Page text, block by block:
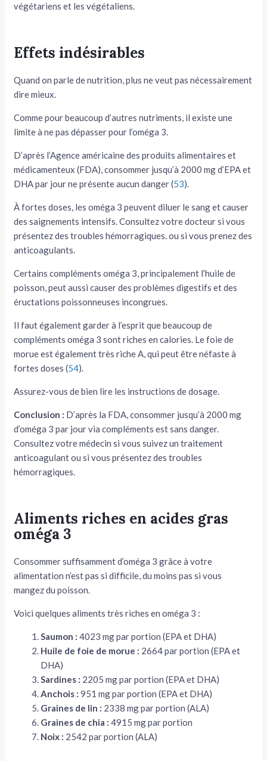
végétariens et les végétaliens.
Effets indésirables
Quand on parle de nutrition, plus ne veut pas nécessairement
dire mieux.
Comme pour beaucoup d’autres nutriments, il existe une
limite à ne pas dépasser pour l’oméga 3.
D’après l’Agence américaine des produits alimentaires et
médicamenteux (FDA), consommer jusqu’à 2000 mg d’EPA et
DHA par jour ne présente aucun danger (53).
À fortes doses, les oméga 3 peuvent diluer le sang et causer
des saignements intensifs. Consultez votre docteur si vous
présentez des troubles hémorragiques. ou si vous prenez des
anticoagulants.
Certains compléments oméga 3, principalement l’huile de
poisson, peut aussi causer des problèmes digestifs et des
éructations poissonneuses incongrues.
Il faut également garder à l’esprit que beaucoup de
compléments oméga 3 sont riches en calories. Le foie de
morue est également très riche A, qui peut être néfaste à
fortes doses (54).
Assurez-vous de bien lire les instructions de dosage.
Conclusion : D’après la FDA, consommer jusqu’à 2000 mg
d’oméga 3 par jour via compléments est sans danger.
Consultez votre médecin si vous suivez un traitement
anticoagulant ou si vous présentez des troubles
hémorragiques.
Aliments riches en acides gras
oméga 3
Consommer suffisamment d’oméga 3 grâce à votre
alimentation n’est pas si difficile, du moins pas si vous
mangez du poisson.
Voici quelques aliments très riches en oméga 3 :
Saumon : 4023 mg par portion (EPA et DHA)
Huile de foie de morue : 2664 par portion (EPA et
DHA)
Sardines : 2205 mg par portion (EPA et DHA)
Anchois : 951 mg par portion (EPA et DHA)
Graines de lin : 2338 mg par portion (ALA)
Graines de chia : 4915 mg par portion
Noix : 2542 par portion (ALA)